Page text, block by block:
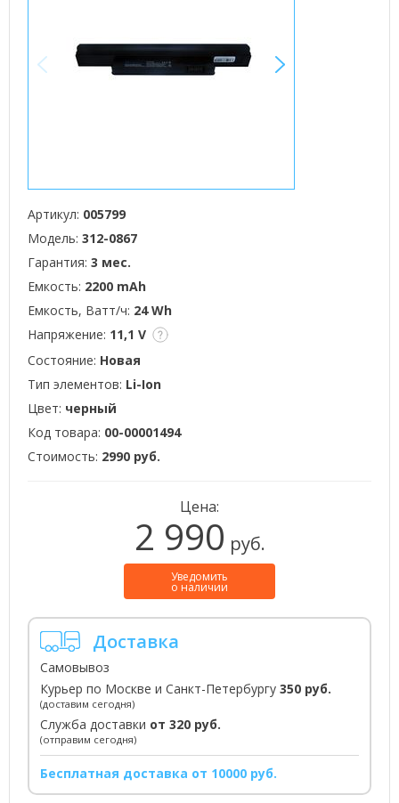
Артикул: 005799
Модель: 312-0867
Гарантия: 3 мес.
Емкость: 2200 mAh
Емкость, Ватт/ч: 24 Wh
Напряжение: 11,1 V
Состояние: Новая
Тип элементов: Li-Ion
Цвет: черный
Код товара: 00-00001494
Стоимость: 2990 руб.
Цена:
2 990 руб.
Уведомить
о наличии
Доставка
Самовывоз
Курьер по Москве и Санкт-Петербургу 350 руб.
(доставим сегодня)
Служба доставки от 320 руб.
(отправим сегодня)
Бесплатная доставка от 10000 руб.